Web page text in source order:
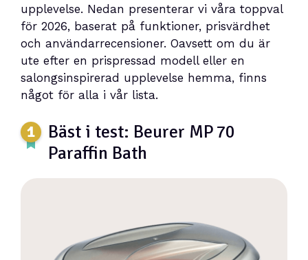
upplevelse. Nedan presenterar vi våra toppval
för 2026, baserat på funktioner, prisvärdhet
och användarrecensioner. Oavsett om du är
ute efter en prispressad modell eller en
salongsinspirerad upplevelse hemma, finns
något för alla i vår lista.
Bäst i test: Beurer MP 70
Paraffin Bath